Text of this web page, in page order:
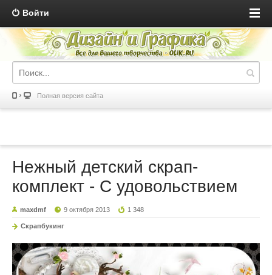
Войти
Полная версия сайта
Нежный детский скрап-
комплект - С удовольствием
maxdmf 9 октября 2013 1 348
Скрапбукинг